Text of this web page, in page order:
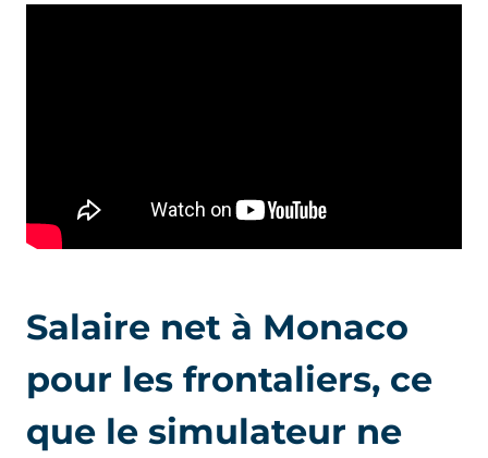
Salaire net à Monaco
pour les frontaliers, ce
que le simulateur ne